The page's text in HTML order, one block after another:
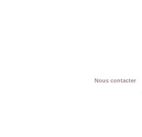
Nous contacter